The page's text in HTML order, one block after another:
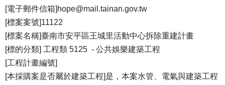
[電子郵件信箱]hope@mail.tainan.gov.tw
[標案案號]11122
[標案名稱]臺南市安平區王城里活動中心拆除重建計畫
[標的分類] 工程類 5125 - 公共娛樂建築工程
[工程計畫編號]
[本採購案是否屬於建築工程]是，本案水管、電氣與建築工程